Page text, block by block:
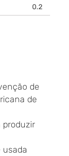
0.2
de
de
usada